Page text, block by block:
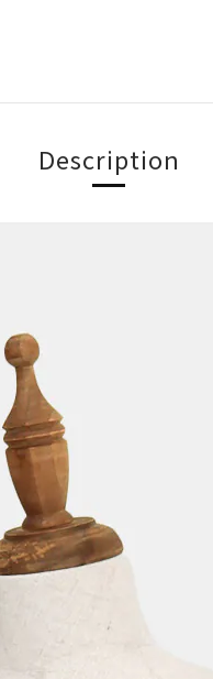
Description